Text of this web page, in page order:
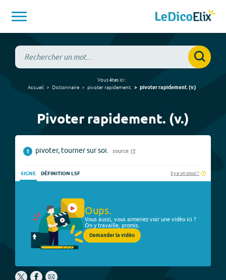
Vous êtes ici :
Accueil
Dictionnaire pivoter rapidement. pivoter rapidement.(v.)
Pivoter rapidement. (v.)
1 pivoter, tourner sur soi. source
SIGNE DÉFINITION LSF Il y a un souci ?
Oups.
Vous aussi, vous aimeriez voir une vidéo ici ?
On y travaille, promis.
Demander la vidéo